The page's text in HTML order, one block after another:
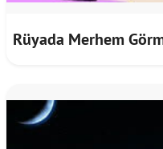
Rüyada Merhem